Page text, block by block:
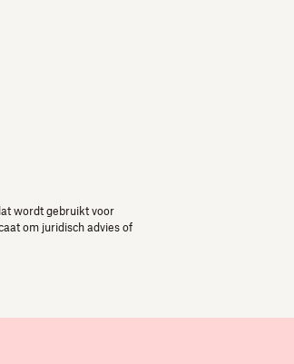
wordt gebruikt voor
om juridisch advies of